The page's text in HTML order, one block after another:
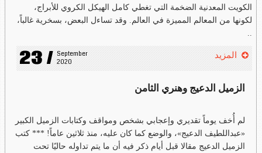
الكويت المعدنية الضخمة التي تغطي كامل الهيكل الكروي للأبراج،
لكونها من المعالم المميزة في العالم. وقد تساءل البعض، بسخرية غالباً،
..
23 / September
2020
المزيد
الزميل الدعيج وهنري الثامن
لم أُخف يوماً تقديري وإعجابي بشخص ومواقف وكتابات الزميل الكبير
«عبداللطيف الدعيج»، والوضع كما كان عليه، منذ ثلاثين عاماً! *** كتب
الزميل الدعيج مقالا قبل أيام ذكر فيه أن ما يتم تداوله حاليًا تحت